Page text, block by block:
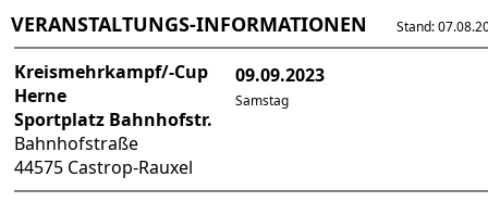
VERANSTALTUNGS-INFORMATIONEN Stand:
Kreismehrkampf/-Cup
Herne
Sportplatz Bahnhofstr.
Bahnhofstraße
44575 Castrop-Rauxel
09.09.2023
Samstag